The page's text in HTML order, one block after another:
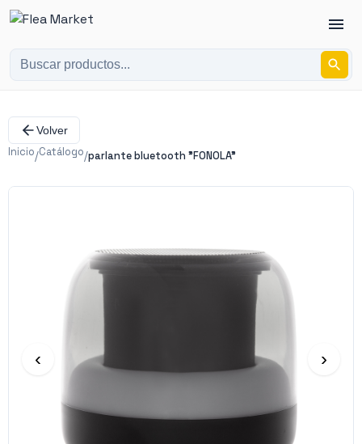
Volver
Inicio/Catálogo/parlante bluetooth "FONOLA"
‹ ›